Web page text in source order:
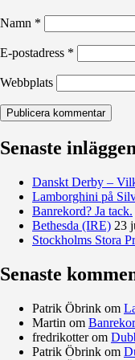
Namn *
E-postadress *
Webbplats
Senaste inläggen
Danskt Derby –
Lamborghini på
Banrekord? Ja tack.
Bethesda (IRE) 23
Stockholms Stora
Senaste
Patrik Öbrink om
Martin om
fredrikotterom
Patrik Öbrink om